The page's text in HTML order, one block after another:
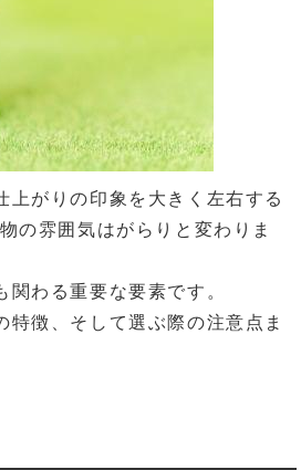
がりの印象を大きく左右する
の雰囲気はがらりと変わりま
わる重要な要素です。
徴、そして選ぶ際の注意点ま